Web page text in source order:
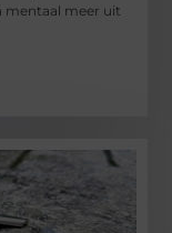
mentaal meer uit